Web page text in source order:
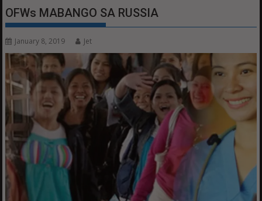
OFWs MABANGO SA RUSSIA
January 8, 2019 Jet